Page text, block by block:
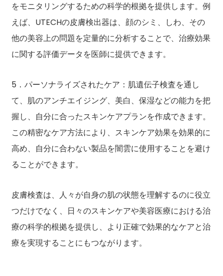
をモニタリングするための科学的根拠を提供します。例
えば、UTECHの皮膚検出器は、顔のシミ、しわ、その
他の美容上の問題を定量的に分析することで、治療効果
に関する評価データを医師に提供できます。
5．パーソナライズされたケア：肌遺伝子検査を通し
て、肌のアンチエイジング、美白、保湿などの能力を把
握し、自分に合ったスキンケアプランを作成できます。
この精密なケア方法により、スキンケア効果を効果的に
高め、自分に合わない製品を闇雲に使用することを避け
ることができます。
皮膚検査は、人々が自身の肌の状態を理解するのに役立
つだけでなく、日々のスキンケアや美容医療における治
療の科学的根拠を提供し、より正確で効果的なケアと治
療を実現することにもつながります。